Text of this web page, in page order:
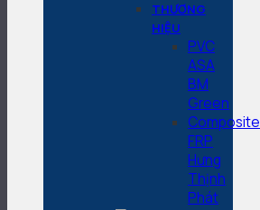
THƯƠNG
HIỆU
PVC
ASA
BM
Green
Composite
FRP
Hưng
Thịnh
Phát